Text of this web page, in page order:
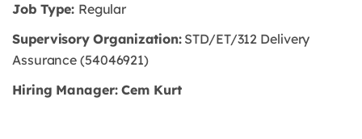
Job Type: Regular
Supervisory Organization:STD/ET/312 Delivery
Assurance (54046921)
Hiring Manager: Cem Kurt